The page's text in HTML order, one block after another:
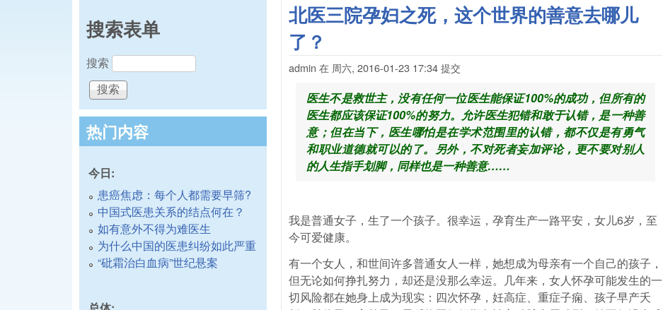
北医三院孕妇之死，这个世界的善意去哪儿
了？
admin 在 周六, 2016-01-23 17:34提交
医生不是救世主，没有任何一位医生能保证100%的成功，但所有的
医生都应该保证100%的努力。允许医生犯错和敢于认错，是一种善
意；但在当下，医生哪怕是在学术范围里的认错，都不仅是有勇气
和职业道德就可以的了。另外，不对死者妄加评论，更不要对别人
的人生指手划脚，同样也是一种善意……
我是普通女子，生了一个孩子。很幸运，孕育生产一路平安，女儿6岁，至
今可爱健康。
有一个女人，和世间许多普通女人一样，她想成为母亲有一个自己的孩子，
但无论如何挣扎努力，却还是没那么幸运。几年来，女人怀孕可能发生的一
切风险都在她身上成为现实：四次怀孕，妊高症、重症子痫、孩子早产夭
搜索表单
搜索
热门内容
今日:
患癌焦虑：每个人都需要早筛?
中国式医患关系的结点何在？
如有意外不得为难医生
为什么中国的医患纠纷如此严重
“砒霜治白血病”世纪悬案